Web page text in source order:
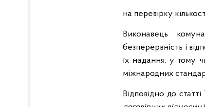
на перевірку
Виконавець
безперервність і
їх надання, у тому
міжнародних
Відповідно до статті